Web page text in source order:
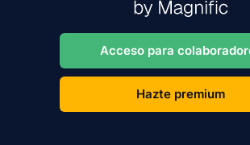
Acceso para
Hazte premium